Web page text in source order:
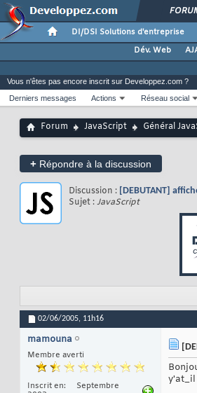
DI/DSI Solutions d'entreprise
Dév. Web
Vous n'êtes pas encore inscrit sur Developpez.com ?
Derniers messages
Actions Réseau social
Forum JavaScript Général
+ Répondre à la discussion
Discussion : [DEBUTANT]
Sujet :JavaScript
02/06/2005, 11h16
mamouna
Membre averti
Inscrit en
Septembre
y'at_il